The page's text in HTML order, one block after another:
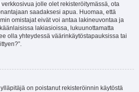
jolle olet rekisteröitymässä, ota
saadaksesi apua. Huomaa, että
omistajat eivät voi antaa lakineuvontaa ja
lakiasioissa, lukuunottamatta
olla yhteydessä väärinkäytöstapauksissa tai
on poistanut rekisteröinnin käytöstä